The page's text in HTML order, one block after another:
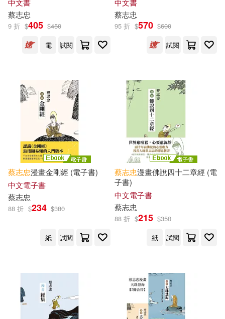
中文書
蔡志忠
9 折 $405 $450
電
試閱
中文書
蔡志忠
95 折 $570 $600
試閱
蔡志忠漫畫金剛經 (電子書)
中文電子書
蔡志忠
88 折 $234 $380
紙 試閱
蔡志忠漫畫佛說四十二章經 (電
子書)
中文電子書
蔡志忠
88 折 $215 $350
紙
試閱